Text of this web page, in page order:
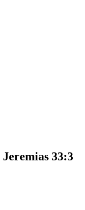
Jeremias 33:3